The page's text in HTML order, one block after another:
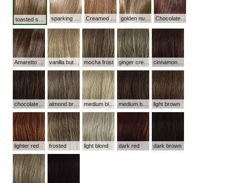
mocha frost
light brown
lighter red frosted light blond dark red dark brown